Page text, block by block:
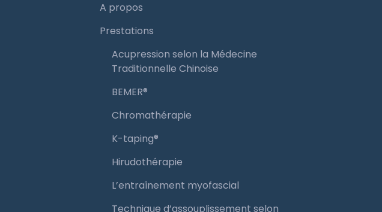
A propos
Prestations
Acupression selon la Médecine
Traditionnelle Chinoise
BEMER®️
Chromathérapie
K-taping®️
Hirudothérapie
L’entraînement myofascial
Technique d’assouplissement selon